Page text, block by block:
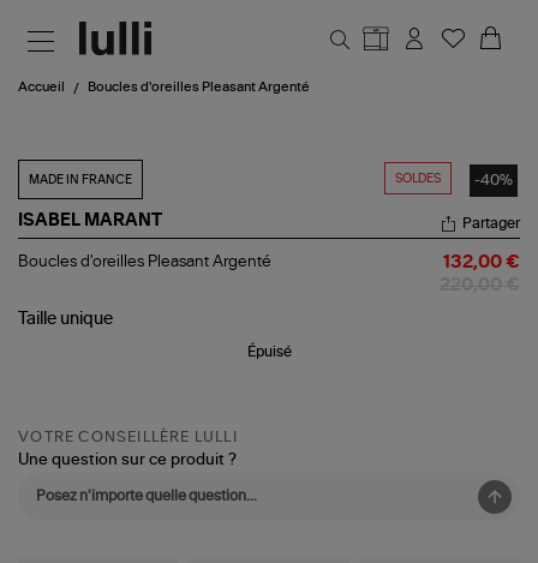
Accueil Boucles d'oreilles Pleasant Argenté
SOLDES -40%
MADE IN FRANCE
ISABEL MARANT
Boucles
Argenté
Partager
Boucles d'oreilles Pleasant Argenté 132,00 €
Taille unique
Épuisé
VOTRE CONSEILLÈRE LULLI
Une question sur ce produit ?